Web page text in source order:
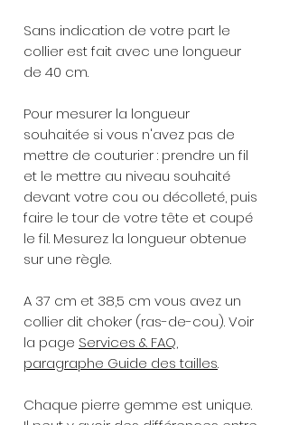
Sans indication de votre part le
collier est fait avec une longueur
de 40 cm.
Pour mesurer la longueur
souhaitée si vous n'avez pas de
mettre de couturier : prendre un fil
et le mettre au niveau souhaité
devant votre cou ou décolleté, puis
faire le tour de votre tête et coupé
le fil. Mesurez la longueur obtenue
sur une règle.
A 37 cm et 38,5 cm vous avez un
collier dit choker (ras-de-cou). Voir
la page Services & FAQ,
paragraphe Guide des tailles.
Chaque pierre gemme est unique.